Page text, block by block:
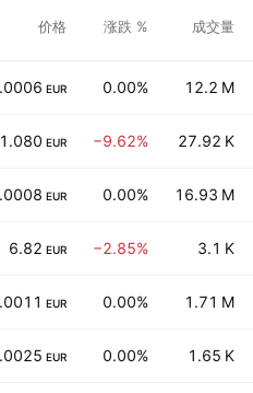
价格 涨跌 % 成交量
EUR 0.00% 12.2 M
1.080 EUR −9.62% 27.92 K
EUR 0.00% 16.93 M
6.82 EUR −2.85% 3.1 K
EUR 0.00% 1.71 M
EUR 0.00% 1.65 K